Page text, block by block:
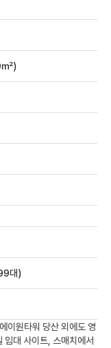
㎡)
대)
에이원타워 당산외에도 영
임대 사이트, 스매치에서